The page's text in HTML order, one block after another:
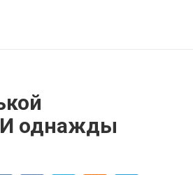
И однажды